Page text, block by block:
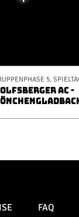
5.
AC -
FAQ